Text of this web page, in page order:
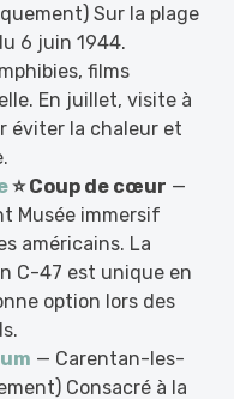
Sur la plage
6 juin 1944.
films
En juillet, visite à
éviter la chaleur et
⭐ Coup de cœur —
Musée immersif
américains. La
C-47 est unique en
option lors des
— Carentan-les-
Consacré à la